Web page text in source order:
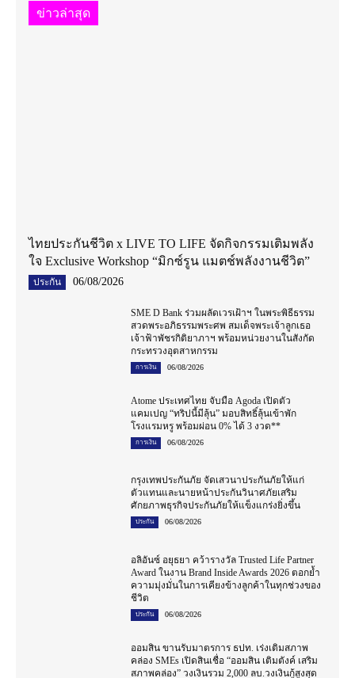
ข่าวล่าสุด
ไทยประกันชีวิต x LIVE TO LIFE จัดกิจกรรมเติมพลัง
ใจ Exclusive Workshop “มิกซ์รูน แมตช์พลังงานชีวิต”
ประกัน 06/08/2026
SME D Bank ร่วมผลัดเวรเฝ้าฯ ในพระพิธีธรรม
สวดพระอภิธรรมพระศพ สมเด็จพระเจ้าลูกเธอ
เจ้าฟ้าพัชรกิติยาภาฯ พร้อมหน่วยงานในสังกัด
กระทรวงอุตสาหกรรม
การเงิน 06/08/2026
Atome ประเทศไทย จับมือ Agoda เปิดตัว
แคมเปญ “ทริปนี้มีลุ้น” มอบสิทธิ์ลุ้นเข้าพัก
โรงแรมหรู พร้อมผ่อน 0% ได้ 3 งวด**
การเงิน 06/08/2026
กรุงเทพประกันภัย จัดเสวนาประกันภัยให้แก่
ตัวแทนและนายหน้าประกันวินาศภัยเสริม
ศักยภาพธุรกิจประกันภัยให้แข็งแกร่งยิ่งขึ้น
ประกัน 06/08/2026
อลิอันซ์ อยุธยา คว้ารางวัล Trusted Life Partner
Award ในงาน Brand Inside Awards 2026 ตอกย้ำ
ความมุ่งมั่นในการเคียงข้างลูกค้าในทุกช่วงของ
ชีวิต
ประกัน 06/08/2026
ออมสิน ขานรับมาตรการ ธปท. เร่งเติมสภาพ
คล่อง SMEs เปิดสินเชื่อ “ออมสิน เติมตังค์ เสริม
สภาพคล่อง” วงเงินรวม 2,000 ลบ.วงเงินกู้สูงสุด